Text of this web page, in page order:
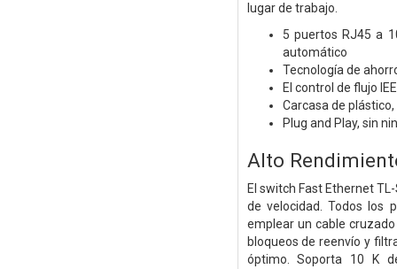
lugar de trabajo.
5 puertos RJ45 a
automático
Tecnología de
El control de flujo
Carcasa de
Plug and Play, sin
Alto
El switch Fast Ethernet
de velocidad. Todos los
emplear un cable
bloqueos de reenvío y
óptimo. Soporta 10 K